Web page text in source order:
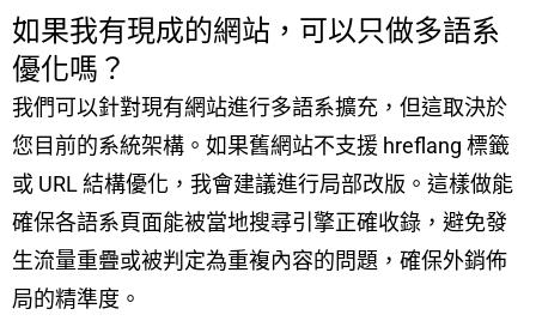
如果我有現成的網站，可以只做多語系
優化嗎？
我們可以針對現有網站進行多語系擴充，但這取決於
您目前的系統架構。如果舊網站不支援 hreflang 標籤
或 URL 結構優化，我會建議進行局部改版。這樣做能
確保各語系頁面能被當地搜尋引擎正確收錄，避免發
生流量重疊或被判定為重複內容的問題，確保外銷佈
局的精準度。